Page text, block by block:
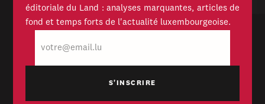
éditoriale du Land : analyses marquantes, articles de
fond et temps forts de l'actualité luxembourgeoise.
mail